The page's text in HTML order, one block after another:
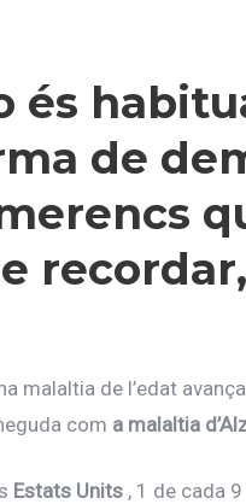
és
de
malaltia de l’edat
com a malaltia
Estats Units , 1 de cada